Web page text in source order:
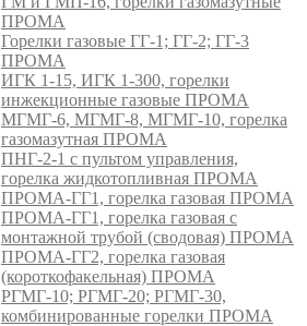
ПРОМА
Горелки газовые ГГ-1; ГГ-2; ГГ-3
ПРОМА
ИГК 1-15, ИГК 1-300, горелки
инжекционные газовые ПРОМА
МГМГ-6, МГМГ-8, МГМГ-10, горелка
газомазутная ПРОМА
ПНГ-2-1 с пультом управления,
горелка жидкотопливная ПРОМА
ПРОМА-ГГ1, горелка газовая ПРОМА
ПРОМА-ГГ1, горелка газовая с
монтажной трубой (сводовая) ПРОМА
ПРОМА-ГГ2, горелка газовая
(короткофакельная) ПРОМА
РГМГ-10; РГМГ-20; РГМГ-30,
комбинированные горелки ПРОМА